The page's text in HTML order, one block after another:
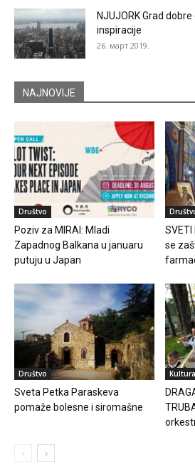
NJUJORK Grad
inspiracije
26. март 2019.
NAJNOVIJE
Društvo
Poziv za MIRAI: Mladi
Zapadnog Balkana u januaru
putuju u Japan
se
Društvo
Sveta Petka Paraskeva
pomaže bolesne i siromašne
Kultura